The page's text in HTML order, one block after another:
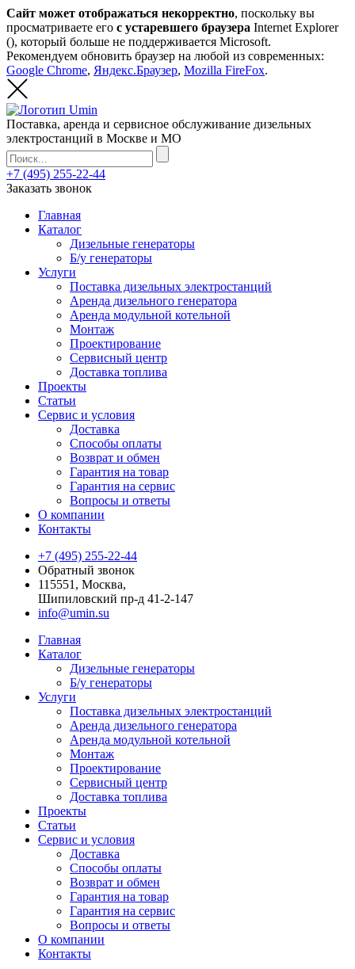
Сайт может отображаться некорректно, поскольку вы
просматриваете его с устаревшего браузера Internet Explorer
(), который больше не поддерживается Microsoft.
Рекомендуем обновить браузер на любой из современных:
Google Chrome, Яндекс.Браузер, Mozilla FireFox.
Поставка, аренда и сервисное обслуживание дизельных
электростанций в Москве и МО
+7 (495) 255-22-44
Заказать звонок
Главная
Каталог
Дизельные генераторы
Б/у генераторы
Услуги
Поставка дизельных электростанций
Аренда дизельного генератора
Аренда модульной котельной
Монтаж
Проектирование
Сервисный центр
Доставка топлива
Проекты
Статьи
Сервис и условия
Доставка
Способы оплаты
Возврат и обмен
Гарантия на товар
Гарантия на сервис
Вопросы и ответы
О компании
Контакты
+7 (495) 255-22-44
Обратный звонок
115551, Москва,
Шипиловский пр-д 41-2-147
info@umin.su
Главная
Каталог
Дизельные генераторы
Б/у генераторы
Услуги
Поставка дизельных электростанций
Аренда дизельного генератора
Аренда модульной котельной
Монтаж
Проектирование
Сервисный центр
Доставка топлива
Проекты
Статьи
Сервис и условия
Доставка
Способы оплаты
Возврат и обмен
Гарантия на товар
Гарантия на сервис
Вопросы и ответы
О компании
Контакты